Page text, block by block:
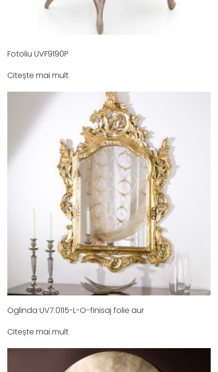
Fotoliu UVF9190P
Citește mai mult
Oglinda UV7.0115-L-O-finisaj folie aur
Citește mai mult